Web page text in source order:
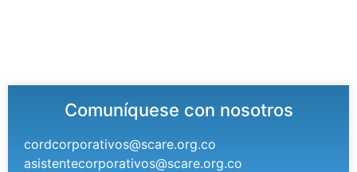
Comuníquese con nosotros
cordcorporativos@scare.org.co
asistentecorporativos@scare.org.co